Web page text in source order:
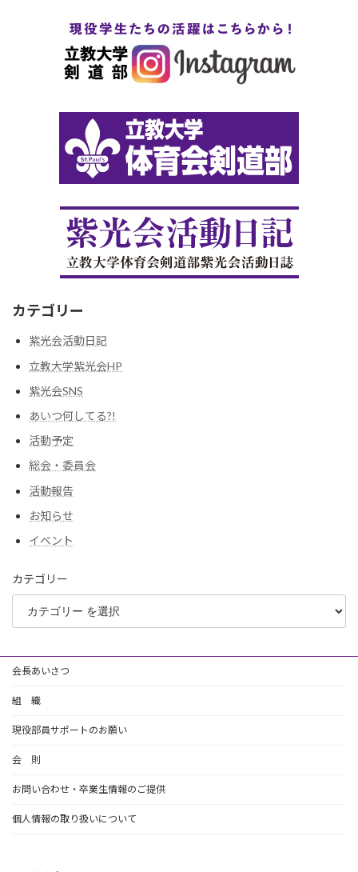
カテゴリー
紫光会活動日記
立教大学紫光会HP
紫光会SNS
あいつ何してる?!
活動予定
総会・委員会
活動報告
お知らせ
イベント
カテゴリー
会長あいさつ
組 織
現役部員サポートのお願い
会 則
お問い合わせ・卒業生情報のご提供
個人情報の取り扱いについて